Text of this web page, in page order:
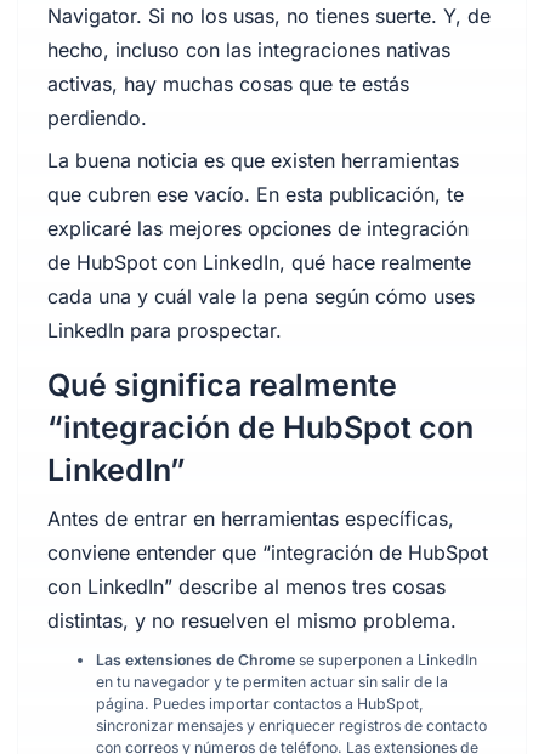
Navigator. Si no los usas, no tienes suerte. Y, de
hecho, incluso con las integraciones nativas
activas, hay muchas cosas que te estás
perdiendo.
La buena noticia es que existen herramientas
que cubren ese vacío. En esta publicación, te
explicaré las mejores opciones de integración
de HubSpot con LinkedIn, qué hace realmente
cada una y cuál vale la pena según cómo uses
LinkedIn para prospectar.
Qué significa realmente
“integración de HubSpot con
LinkedIn”
Antes de entrar en herramientas específicas,
conviene entender que “integración de HubSpot
con LinkedIn” describe al menos tres cosas
distintas, y no resuelven el mismo problema.
Las extensiones de Chromese superponen a LinkedIn
en tu navegador y te permiten actuar sin salir de la
página. Puedes importar contactos a HubSpot,
sincronizar mensajes y enriquecer registros de contacto
con correos y números de teléfono. Las extensiones de